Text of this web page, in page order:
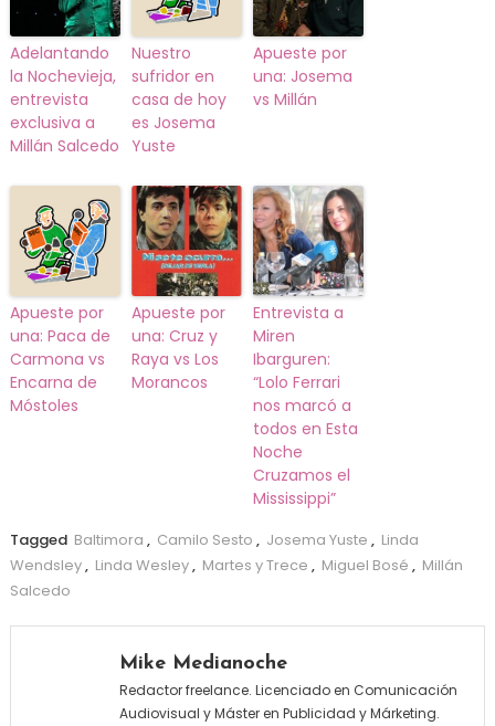
Adelantando
la Nochevieja,
entrevista
exclusiva a
Millán Salcedo
Nuestro
sufridor en
casa de hoy
es Josema
Yuste
Apueste por
una: Josema
vs Millán
Apueste por
una: Paca de
Carmona vs
Encarna de
Móstoles
Apueste por
una: Cruz y
Raya vs Los
Morancos
Entrevista a
Miren
Ibarguren:
“Lolo Ferrari
nos marcó a
todos en Esta
Noche
Cruzamos el
Mississippi”
Tagged Baltimora , Camilo Sesto , Josema Yuste , Linda
Wendsley, Linda Wesley, Martes y Trece , Miguel Bosé , Millán
Salcedo
Mike Medianoche
Redactor freelance. Licenciado en Comunicación
Audiovisual y Máster en Publicidad y Márketing.